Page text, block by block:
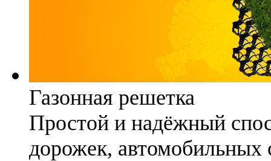
Газонная решетка
Простой и надёжный
дорожек, автомобильных